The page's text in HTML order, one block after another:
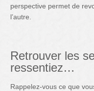
perspective permet de
l’autre.
Retrouver les
ressentiez…
Rappelez-vous ce que